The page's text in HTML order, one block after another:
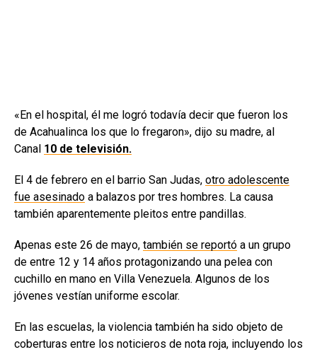
«En el hospital, él me logró todavía decir que fueron los
de Acahualinca los que lo fregaron», dijo su madre, al
Canal 10 de televisión.
El 4 de febrero en el barrio San Judas, otro adolescente
fue asesinado a balazos por tres hombres. La causa
también aparentemente pleitos entre pandillas.
Apenas este 26 de mayo, también se reportó a un grupo
de entre 12 y 14 años protagonizando una pelea con
cuchillo en mano en Villa Venezuela. Algunos de los
jóvenes vestían uniforme escolar.
En las escuelas, la violencia también ha sido objeto de
coberturas entre los noticieros de nota roja, incluyendo los